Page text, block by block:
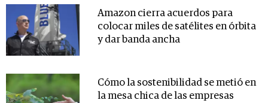
Amazon cierra acuerdos para
colocar miles de satélites en órbita
y dar banda ancha
Cómo la sostenibilidad se metió en
la mesa chica de las empresas